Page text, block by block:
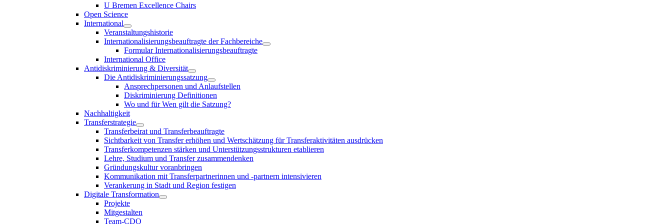
U Bremen Excellence Chairs
Open Science
International
Veranstaltungshistorie
Internationalisierungsbeauftragte der Fachbereiche
Formular Internationalisierungsbeauftragte
International Office
Antidiskriminierung & Diversität
Die Antidiskriminierungssatzung
Ansprechpersonen und Anlaufstellen
Diskriminierung Definitionen
Wo und für Wen gilt die Satzung?
Nachhaltigkeit
Transferstrategie
Transferbeirat und Transferbeauftragte
Sichtbarkeit von Transfer erhöhen und Wertschätzung für Transferaktivitäten ausdrücken
Transferkompetenzen stärken und Unterstützungsstrukturen etablieren
Lehre, Studium und Transfer zusammendenken
Gründungskultur voranbringen
Kommunikation mit Transferpartnerinnen und -partnern intensivieren
Verankerung in Stadt und Region festigen
Digitale Transformation
Projekte
Mitgestalten
Team-CDO